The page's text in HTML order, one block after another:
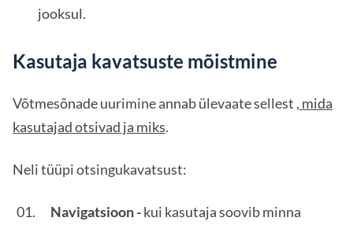
jooksul.
Kasutaja kavatsuste mõistmine
Võtmesõnade uurimine annab ülevaate sellest , mida
kasutajad otsivad ja miks.
Neli tüüpi otsingukavatsust:
Navigatsioon -kui kasutaja soovib minna